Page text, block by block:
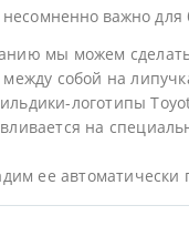
несомненно важно для
мы можем сделать
собой на
логотипы
на
ее автоматически